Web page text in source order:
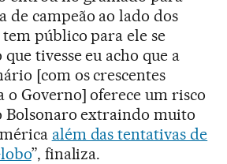
de campeão ao lado dos
tem público para ele se
tivesse eu acho que a
[com os crescentes
o Governo] oferece um risco
Bolsonaro extraindo muito
além das tentativas de
”, finaliza.